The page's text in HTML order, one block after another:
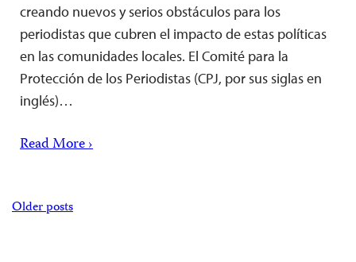
creando nuevos y serios obstáculos para los
periodistas que cubren el impacto de estas políticas
en las comunidades locales. El Comité para la
Protección de los Periodistas (CPJ, por sus siglas en
inglés)…
Read More ›
Posts
Older posts